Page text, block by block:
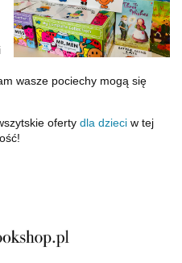
wasze pociechy mogą się
oferty dla dzieci w tej